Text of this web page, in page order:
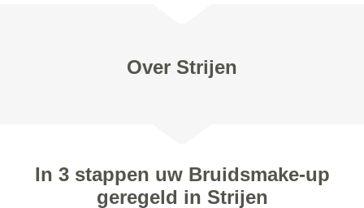
Over Strijen
In 3 stappen uw Bruidsmake-up
geregeld in Strijen